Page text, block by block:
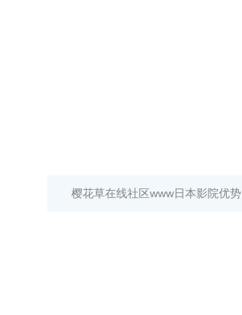
樱花草在线社区www日本影院优势